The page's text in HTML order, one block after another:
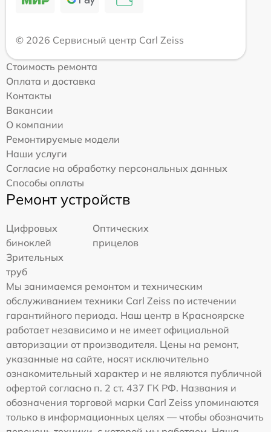
© 2026 Сервисный центр Carl Zeiss
Стоимость ремонта
Оплата и доставка
Контакты
Вакансии
О компании
Ремонтируемые модели
Наши услуги
Согласие на обработку персональных данных
Способы оплаты
Ремонт устройств
Цифровых
биноклей
Оптических
прицелов
Зрительных
труб
Мы занимаемся ремонтом и техническим
обслуживанием техники Carl Zeiss по истечении
гарантийного периода. Наш центр в Красноярске
работает независимо и не имеет официальной
авторизации от производителя. Цены на ремонт,
указанные на сайте, носят исключительно
ознакомительный характер и не являются публичной
офертой согласно п. 2 ст. 437 ГК РФ. Названия и
обозначения торговой марки Carl Zeiss упоминаются
только в информационных целях — чтобы обозначить